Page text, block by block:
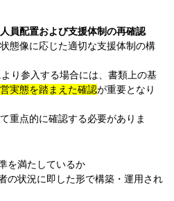
員配置および支援体制の再確認
態像に応じた適切な支援体制の構
り参入する場合には、書類上の基
実態を踏まえた確認が重要となり
重点的に確認する必要がありま
を満たしているか
の状況に即した形で構築・運用され